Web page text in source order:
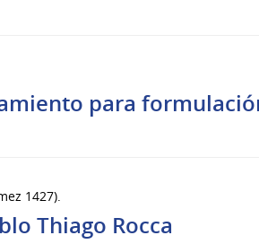
para
1427).
Thiago Rocca